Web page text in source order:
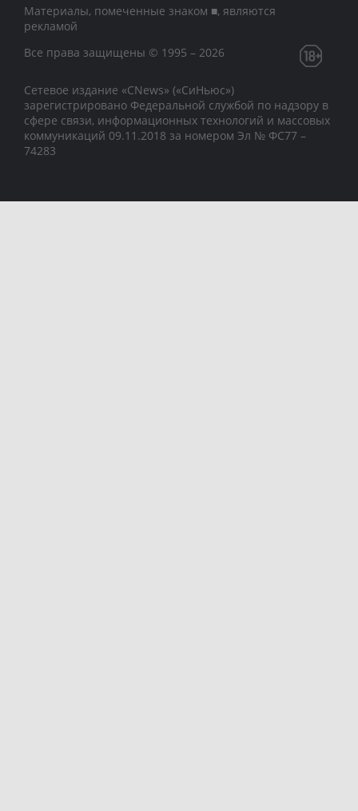
Материалы, помеченные знаком ■, являются
рекламой
Все права защищены © 1995 – 2026
Сетевое издание «CNews» («СиНьюс»)
зарегистрировано Федеральной службой по надзору в
сфере связи, информационных технологий и массовых
коммуникаций 09.11.2018 за номером Эл № ФС77 –
74283